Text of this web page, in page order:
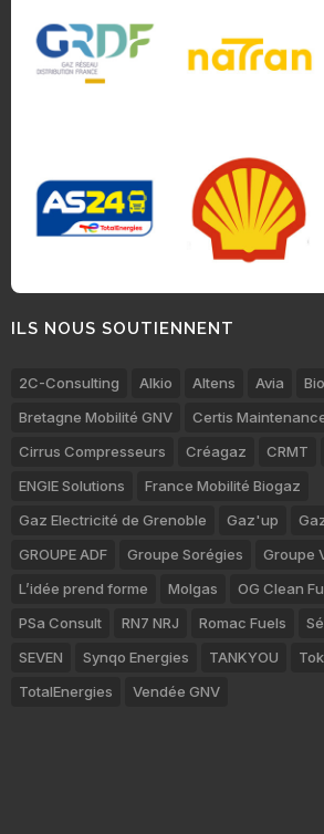
ILS NOUS SOUTIENNENT
2C-Consulting Alkio Altens Avia
Bretagne Mobilité GNV
Certis
Cirrus Compresseurs
Créagaz CRMT
ENGIE Solutions
France Mobilité Biogaz
Gaz Electricité de Grenoble
Gaz'up
GROUPE ADF
Groupe Sorégies Groupe
L’idée prend forme
Molgas OG Clean
PSa Consult
RN7 NRJ Romac Fuels
SEVEN
Synqo Energies TANKYOU
TotalEnergies
Vendée GNV